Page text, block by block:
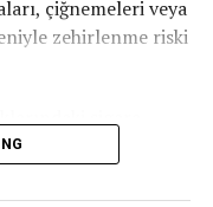
Kimse
ödemesine karar
karşılaması
çiğnemeleri veya
zehirlenme riski
yürütüyor.